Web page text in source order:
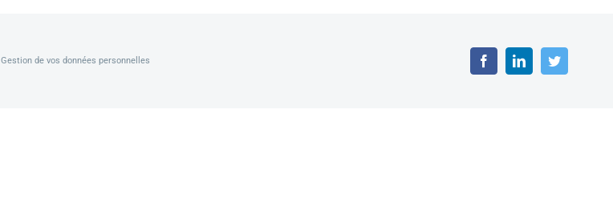
Gestion de vos données personnelles FacebookLinkedInTwitter